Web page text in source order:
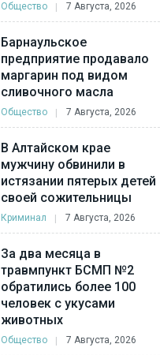
Общество 7 Августа, 2026
Барнаульское
предприятие продавало
маргарин под видом
сливочного масла
Общество 7 Августа, 2026
В Алтайском крае
мужчину обвинили в
истязании пятерых детей
своей сожительницы
Криминал 7 Августа, 2026
За два месяца в
травмпункт БСМП №2
обратились более 100
человек с укусами
животных
Общество 7 Августа, 2026